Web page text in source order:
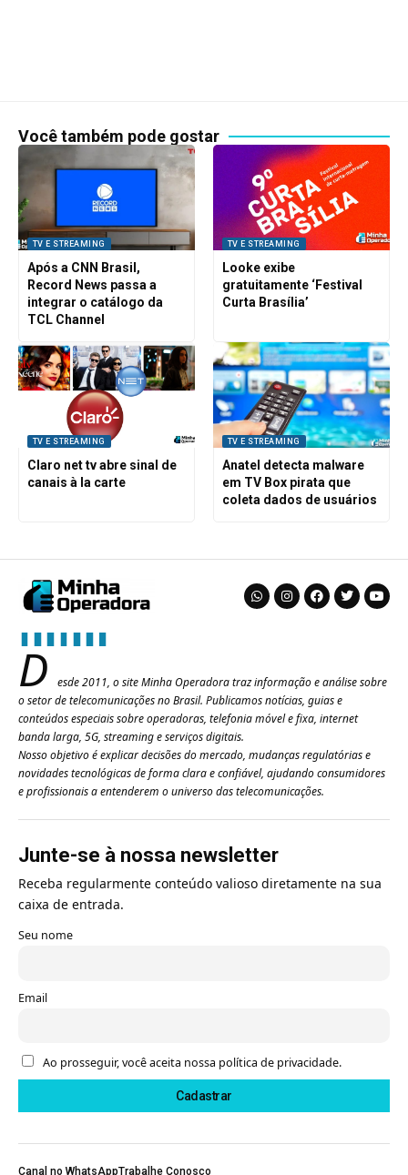
Você também pode gostar
TV E STREAMING
Após a CNN Brasil,
Record News passa a
integrar o catálogo da
TCL Channel
TV E STREAMING
Looke exibe
gratuitamente ‘Festival
Curta Brasília’
TV E STREAMING
Claro net tv abre sinal de
canais à la carte
TV E STREAMING
Anatel detecta malware
em TV Box pirata que
coleta dados de usuários
D
esde 2011, o site Minha Operadora traz informação e análise sobre
o setor de telecomunicações no Brasil. Publicamos notícias, guias e
conteúdos especiais sobre operadoras, telefonia móvel e fixa, internet
banda larga, 5G, streaming e serviços digitais.
Nosso objetivo é explicar decisões do mercado, mudanças regulatórias e
novidades tecnológicas de forma clara e confiável, ajudando consumidores
e profissionais a entenderem o universo das telecomunicações.
Junte-se à nossa newsletter
Receba regularmente conteúdo valioso diretamente na sua
caixa de entrada.
Seu nome
Email
Ao prosseguir, você aceita nossa política de privacidade.
Canal no WhatsAppTrabalhe Conosco